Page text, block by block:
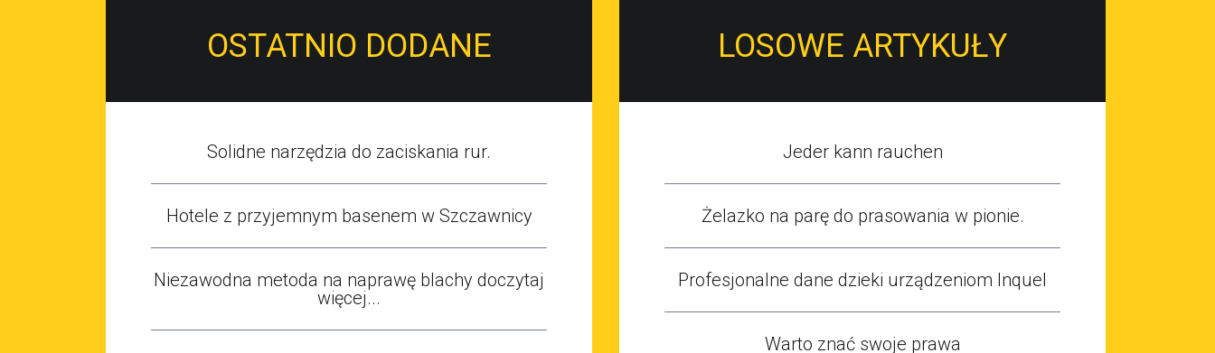
OSTATNIO DODANE
Solidne narzędzia do zaciskania rur.
Hotele z przyjemnym basenem w Szczawnicy
Niezawodna metoda na naprawę blachy doczytaj
więcej...
LOSOWE ARTYKUŁY
Jeder kann rauchen
Żelazko na parę do prasowania w pionie.
Profesjonalne dane dzieki urządzeniom Inquel
Warto znać swoje prawa